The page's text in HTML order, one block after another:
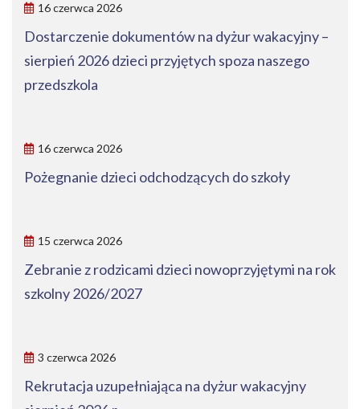
16 czerwca 2026
Dostarczenie dokumentów na dyżur wakacyjny –
sierpień 2026 dzieci przyjętych spoza naszego
przedszkola
16 czerwca 2026
Pożegnanie dzieci odchodzących do szkoły
15 czerwca 2026
Zebranie z rodzicami dzieci nowoprzyjętymi na rok
szkolny 2026/2027
3 czerwca 2026
Rekrutacja uzupełniająca na dyżur wakacyjny